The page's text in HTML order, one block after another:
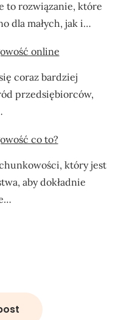
to rozwiązanie, które
dla małych, jak i…
online
coraz bardziej
przedsiębiorców,
co to?
który jest
aby dokładnie